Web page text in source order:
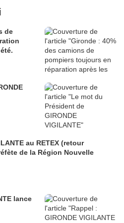
de
au RETEX (retour
de la Région Nouvelle
lance